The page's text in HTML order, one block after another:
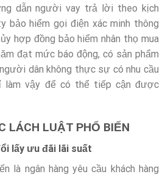
dẫn người vay trả lời theo kịch
bảo hiểm gọi điện xác minh thông
hợp đồng bảo hiểm nhân thọ mua
đạt mức báo động, có sản phẩm
dân không thực sự có nhu cầu
làm vậy để có thể tiếp cận được
LÁCH LUẬT PHỔ BIẾN
lấy ưu đãi lãi suất
là ngân hàng yêu cầu khách hàng